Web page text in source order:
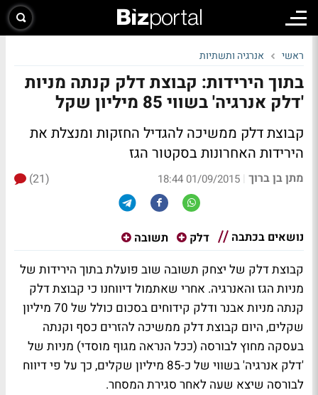
ראשי אנרגיה ותשתיות
בתוך הירידות: קבוצת דלק קנתה מניות
'דלק אנרגיה' בשווי 85 מיליון שקל
קבוצת דלק ממשיכה להגדיל החזקות ומנצלת את
הירידות האחרונות בסקטור הגז
מתן בן ברוך |
01/09/2015 18:44
(21)
נושאים בכתבה דלק תשובה
קבוצת דלק של יצחק תשובה שוב פועלת בתוך הירידות של
מניות הגז והאנרגיה. אחרי שאתמול דיווחנו כי קבוצת דלק
קנתה מניות אבנר ודלק קידוחים
בסכום כולל של 70 מיליון
שקלים, היום קבוצת דלק ממשיכה להזרים כסף וקנתה
בעסקה מחוץ לבורסה (ככל הנראה מגוף מוסדי) מניות של
'דלק אנרגיה' בשווי של כ-85 מיליון שקלים, כך על פי דיווח
לבורסה שיצא שעה לאחר סגירת המסחר.